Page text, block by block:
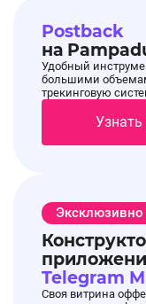
Postback
на
Удобный
большими
трекинговую
Узнать
Эксклюзивно
Telegram
Своя витрина